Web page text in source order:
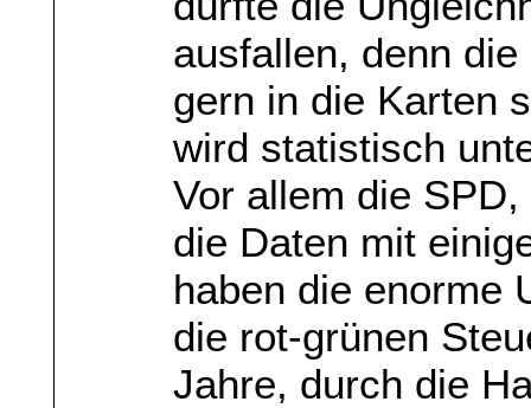
ausfallen, denn
gern in die Karten
wird statistisch
Vor allem die
die Daten mit
haben die enorme
die rot-grünen
Jahre, durch die